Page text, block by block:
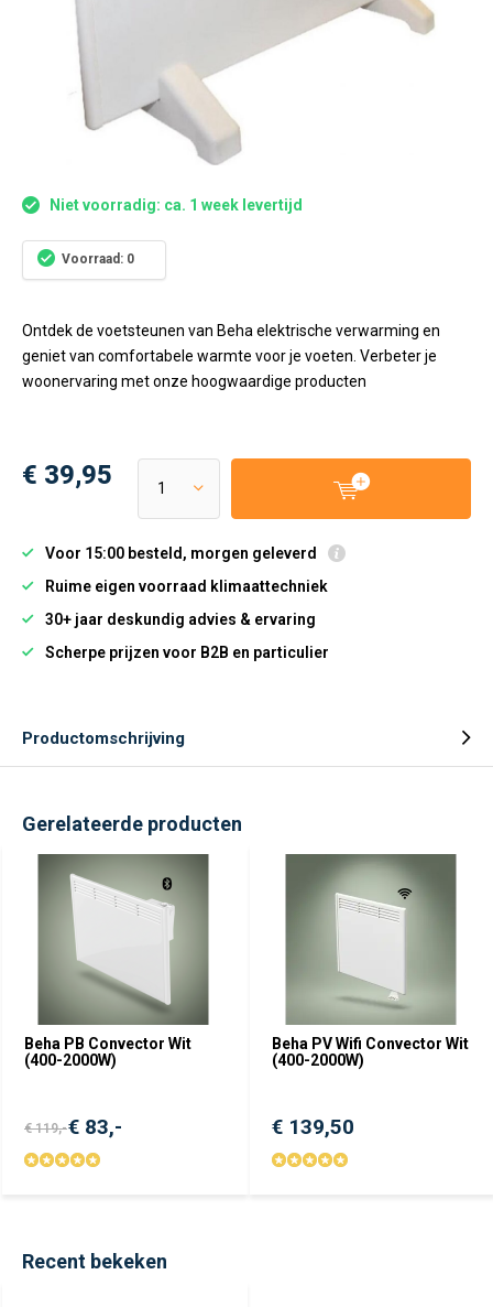
Niet voorradig: ca. 1 week levertijd
Voorraad: 0
Ontdek de voetsteunen van Beha elektrische verwarming en
geniet van comfortabele warmte voor je voeten. Verbeter je
woonervaring met onze hoogwaardige producten
€ 39,95
Voor 15:00 besteld, morgen geleverd
Ruime eigen voorraad klimaattechniek
30+ jaar deskundig advies & ervaring
Scherpe prijzen voor B2B en particulier
Productomschrijving
Gerelateerde producten
Beha PB Convector Wit
(400-2000W)
€ 119,-€ 83,-
Beha PV Wifi Convector Wit
(400-2000W)
€ 139,50
Recent bekeken